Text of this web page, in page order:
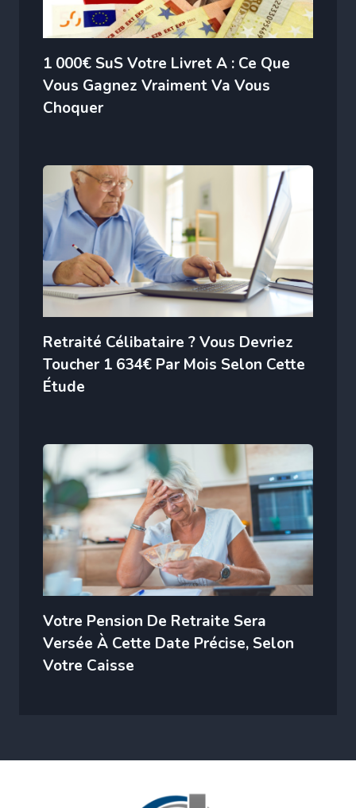
1 000€ SuS Votre Livret A : Ce Que
Vous Gagnez Vraiment Va Vous
Choquer
Retraité Célibataire ? Vous Devriez
Toucher 1 634€ Par Mois Selon Cette
Étude
Votre Pension De Retraite Sera
Versée À Cette Date Précise, Selon
Votre Caisse